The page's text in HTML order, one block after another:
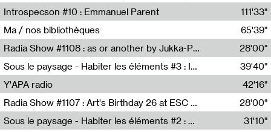
Jet FM
Introspecson #10 : Emmanuel Parent
Pierre Henry,Emmanuel Parent
111'33"
Ma / nos bibliothèques
Sarah Tritz,Elene Lapiashivili,Justin Marconnet,Mateo Cuche,Esther Lechevalier,Suzie Lecroart,Romance Castelet
65'39"
Radia Show #1108 : as or another by Jukka-Pekka Kervinen / Rádio Zero
Radio Zero
28'00"
Sous le paysage - Habiter les éléments #3 : Interprétations, rituels et symboliques des éléments
Nastassja Martin
39'40"
Y'APA radio
Pierrick Mouton
42'16"
Radia Show #1107 : Art's Birthday 26 at ESC - Medien Kunst Labor
Radio Helsinki
28'00"
Sous le paysage - Habiter les éléments #2 : Vers le tournant élémentaire
31'10"